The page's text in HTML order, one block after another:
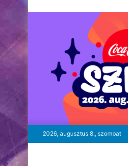
2026, augusztus 8., szombat